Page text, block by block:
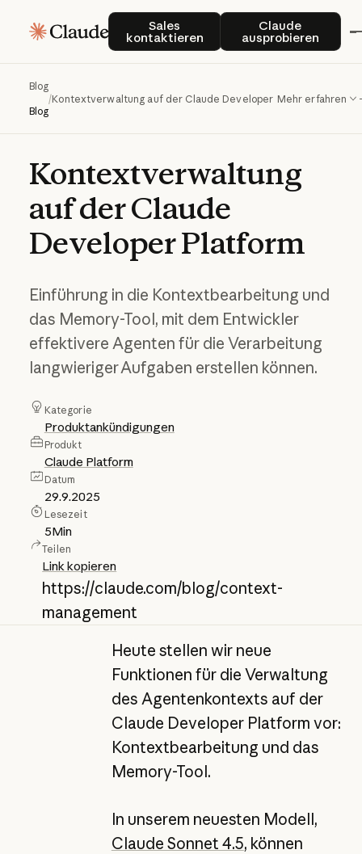
Sales
kontaktieren
Sales kontaktierenClaude
ausprobieren
Claude
Blog
Blog
/Kontextverwaltung auf der Claude Developer Platform
Mehr erfahren
Kontextverwaltung
aufderClaude
DeveloperPlatform
Einführung in die Kontextbearbeitung und
das Memory-Tool, mit dem Entwickler
effektivere Agenten für die Verarbeitung
langwieriger Aufgaben erstellen können.
Kategorie
Produktankündigungen
Produkt
Claude Platform
Datum
29.9.2025
Lesezeit
5Min
Teilen
Link kopieren
https://claude.com/blog/context-
management
Heute stellen wir neue
Funktionen für die Verwaltung
des Agentenkontexts auf der
Claude Developer Platform vor:
Kontextbearbeitung und das
Memory-Tool.
In unserem neuesten Modell,
Claude Sonnet 4.5, können